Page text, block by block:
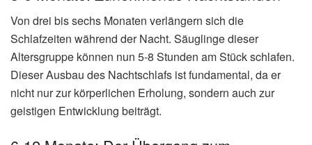
Von drei bis sechs Monaten verlängern sich die
Schlafzeiten während der Nacht. Säuglinge dieser
Altersgruppe können nun 5-8 Stunden am Stück schlafen.
Dieser Ausbau des Nachtschlafs ist fundamental, da er
nicht nur zur körperlichen Erholung, sondern auch zur
geistigen Entwicklung beiträgt.